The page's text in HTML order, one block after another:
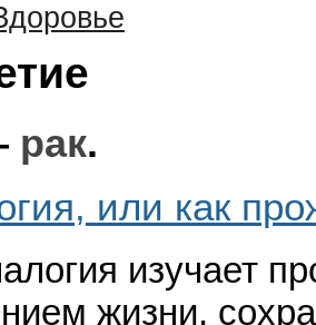
рак.
или как
изучает
жизни,